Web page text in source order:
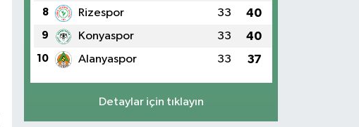
8 Rizespor 33 40
9 Konyaspor 33 40
10 Alanyaspor 33 37
Detaylar için tıklayın